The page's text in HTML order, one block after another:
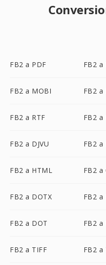
FB2 a PDF FB2 a
FB2 a MOBI FB2 a
FB2 a RTF FB2 a
FB2 a DJVU FB2 a
FB2 a HTML FB2 a
FB2 a DOTX FB2 a
FB2 a DOT FB2 a
FB2 a TIFF FB2 a